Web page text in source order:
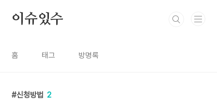
이슈있수
홈 태그 방명록
신청방법 2